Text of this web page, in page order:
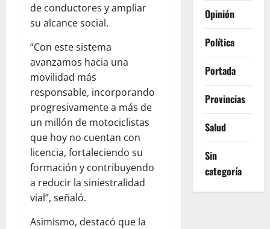
de conductores y ampliar
su alcance social.
“Con este sistema
avanzamos hacia una
movilidad más
responsable, incorporando
progresivamente a más de
un millón de motociclistas
que hoy no cuentan con
licencia, fortaleciendo su
formación y contribuyendo
a reducir la siniestralidad
vial”, señaló.
Asimismo, destacó que la
Opinión
Política
Portada
Provincias
Salud
Sin
categoría